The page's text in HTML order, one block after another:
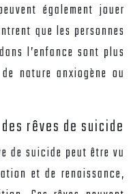
également jouer
que les personnes
l’enfance sont plus
nature anxiogène ou
rêves de suicide
de suicide peut être vu
et de renaissance,